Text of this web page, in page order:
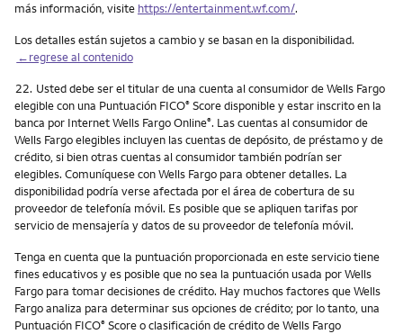
más información, visite https://entertainment.wf.com/.
Los detalles están sujetos a cambio y se basan en la disponibilidad.
←regrese al contenido
Nota
22. Usted debe ser el titular de una cuenta al consumidor de Wells Fargo
elegible con una Puntuación FICO® Score disponible y estar inscrito en la
banca por Internet Wells Fargo Online®. Las cuentas al consumidor de
Wells Fargo elegibles incluyen las cuentas de depósito, de préstamo y de
crédito, si bien otras cuentas al consumidor también podrían ser
elegibles. Comuníquese con Wells Fargo para obtener detalles. La
disponibilidad podría verse afectada por el área de cobertura de su
proveedor de telefonía móvil. Es posible que se apliquen tarifas por
servicio de mensajería y datos de su proveedor de telefonía móvil.
Tenga en cuenta que la puntuación proporcionada en este servicio tiene
fines educativos y es posible que no sea la puntuación usada por Wells
Fargo para tomar decisiones de crédito. Hay muchos factores que Wells
Fargo analiza para determinar sus opciones de crédito; por lo tanto, una
Puntuación FICO® Score o clasificación de crédito de Wells Fargo